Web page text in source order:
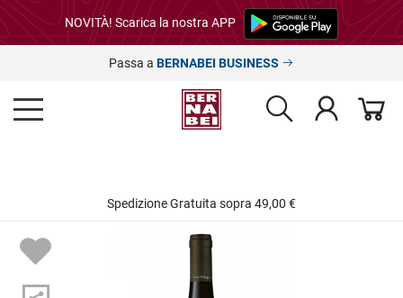
NOVITÀ! Scarica la nostra APP
Passa a BERNABEI BUSINESS
Spedizione Gratuita sopra 49,00 €